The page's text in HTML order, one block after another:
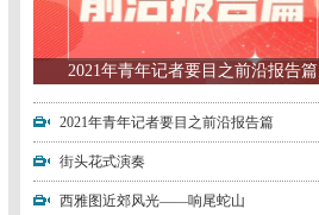
2021年青年记者要目之前沿报告篇
2021年青年记者要目之前沿报告篇
街头花式演奏
西雅图近郊风光——响尾蛇山